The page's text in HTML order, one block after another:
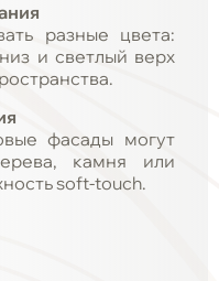
разные цвета:
и светлый верх
фасады могут
камня или
soft-touch.